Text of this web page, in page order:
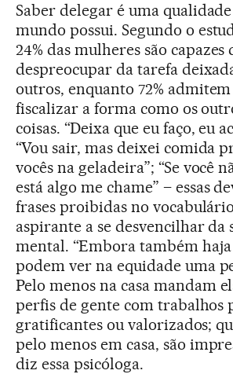
Saber delegar é uma
mundo possui. Segundo o
24% das mulheres são capazes
despreocupar da tarefa
outros, enquanto 72%
fiscalizar a forma como os
coisas. “Deixa que eu faço, eu
“Vou sair, mas deixei comida
vocês na geladeira”; “Se você
está algo me chame” – essas
frases proibidas no
aspirante a se desvencilhar da
mental. “Embora também
podem ver na equidade uma
Pelo menos na casa mandam
perfis de gente com trabalhos
gratificantes ou valorizados;
pelo menos em casa, são
diz essa psicóloga.